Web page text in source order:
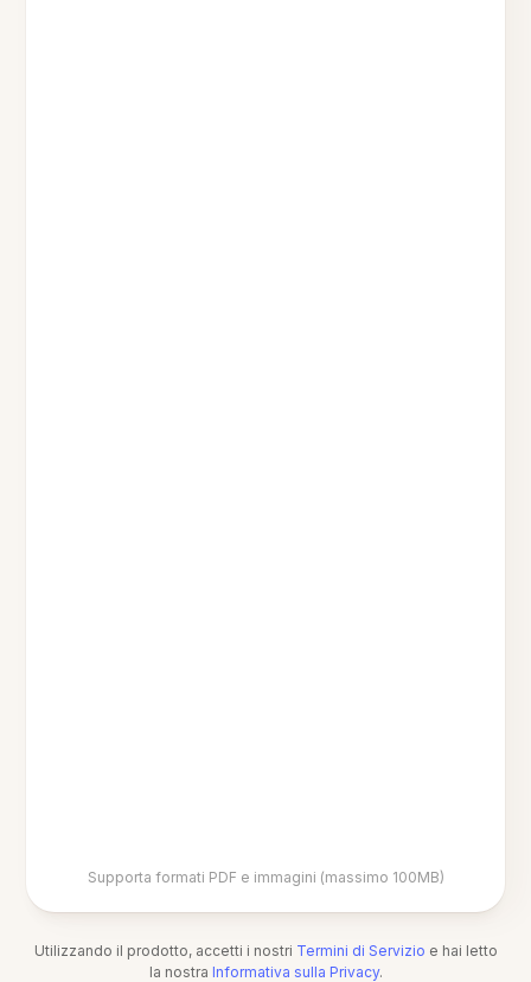
Supporta formati PDF e immagini (massimo 100MB)
Utilizzando il prodotto, accetti i nostri Termini di Servizio e hai letto
la nostra Informativa sulla Privacy.